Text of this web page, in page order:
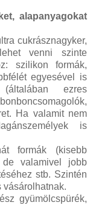
alapanyagokat
cukrásznagyker,
venni szinte
szilikon formák,
egyesével is
ezres
Ha valamit nem
is
formák (kisebb
de valamivel jobb
stb. Szintén
vásárolhatnak.
gyümölcspürék,